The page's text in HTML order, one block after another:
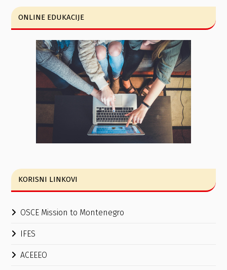
ONLINE EDUKACIJE
KORISNI LINKOVI
OSCE Mission to Montenegro
IFES
ACEEEO